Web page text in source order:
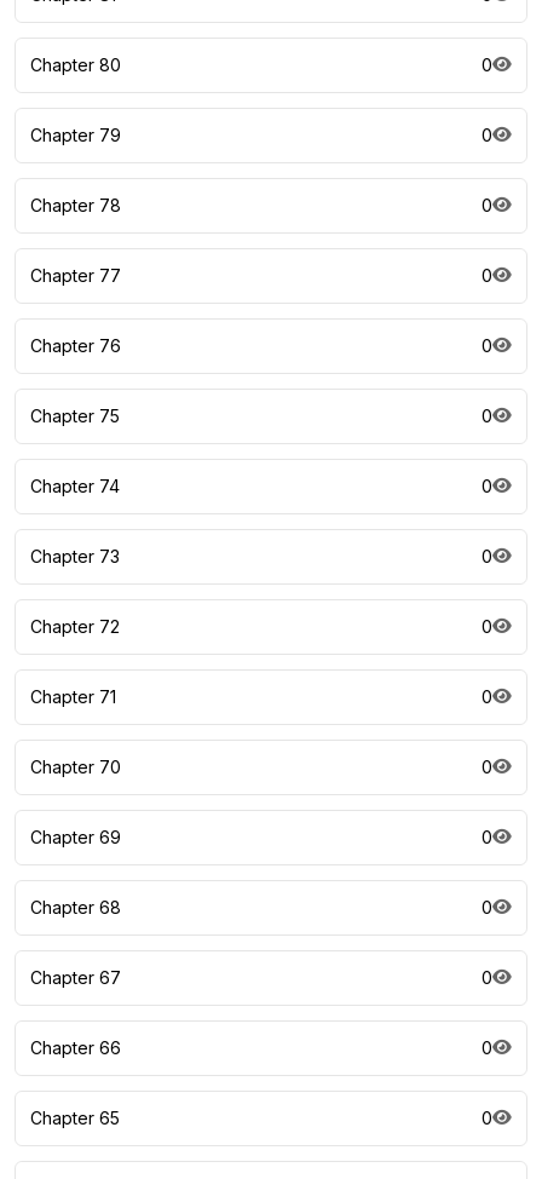
Chapter 80 0
Chapter 79 0
Chapter 78 0
Chapter 77 0
Chapter 76 0
Chapter 75 0
Chapter 74 0
Chapter 73 0
Chapter 72 0
Chapter 71 0
Chapter 70 0
Chapter 69 0
Chapter 68 0
Chapter 67 0
Chapter 66 0
Chapter 65 0